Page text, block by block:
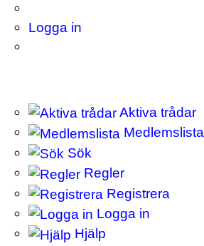
Logga in
Aktiva trådar
Medlemslista
Sök
Regler
Registrera
Logga in
Hjälp